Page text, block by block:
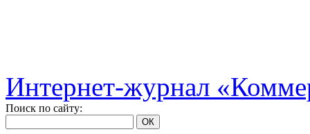
Интернет-журнал
Поиск по сайту:
ОК